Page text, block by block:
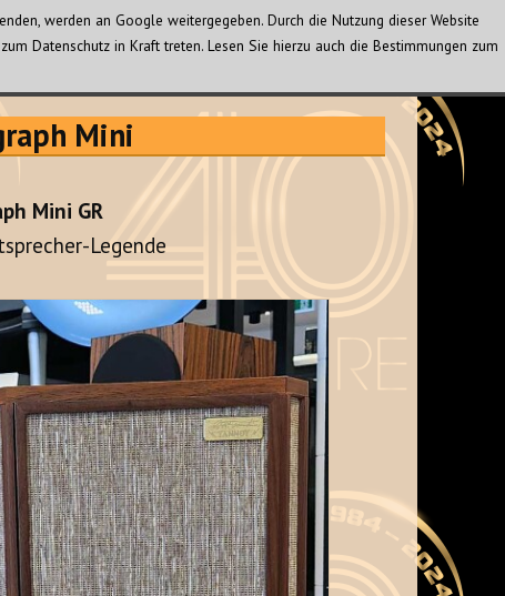
Mini
Mini GR
Legende
werden an Google weitergegeben. Durch die Nutzung dieser Website
Datenschutz in Kraft treten. Lesen Sie hierzu auch die Bestimmungen zum